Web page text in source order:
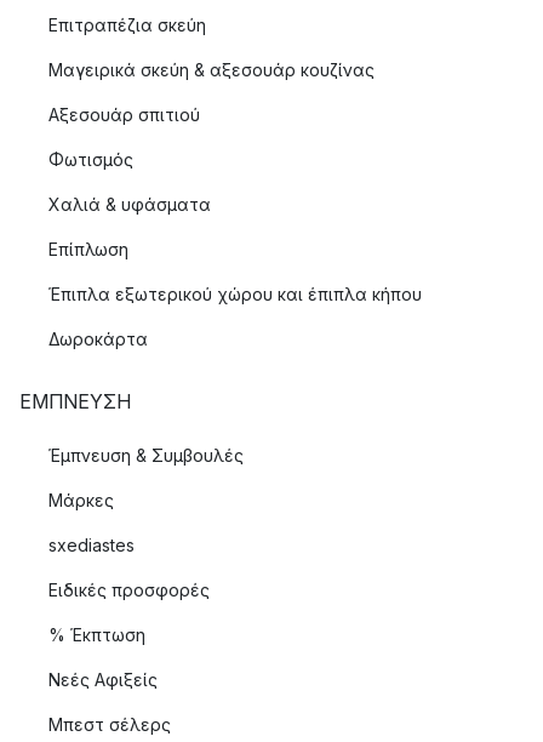
Επιτραπέζια σκεύη
Μαγειρικά σκεύη & αξεσουάρ κουζίνας
Αξεσουάρ σπιτιού
Φωτισμός
Χαλιά & υφάσματα
Επίπλωση
Έπιπλα εξωτερικού χώρου και έπιπλα κήπου
Δωροκάρτα
ΈΜΠΝΕΥΣΗ
Έμπνευση & Συμβουλές
Μάρκες
sxediastes
Ειδικές προσφορές
% Έκπτωση
Νεές Αφιξείς
Μπεστ σέλερς